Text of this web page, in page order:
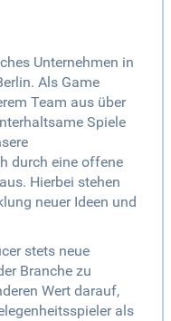
Unternehmen in
Als Game
Team aus über
Spiele
durch eine offene
Hierbei stehen
neuer Ideen und
stets neue
Branche zu
Wert darauf,
als